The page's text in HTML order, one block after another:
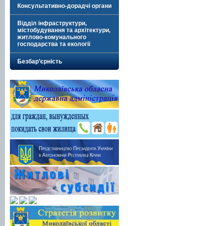
Консультативно-дорадчі органи
Відділ інфраструктури,
містобудування та архітектури,
житлово-комунального
господарства та екології
Безбар’єрність